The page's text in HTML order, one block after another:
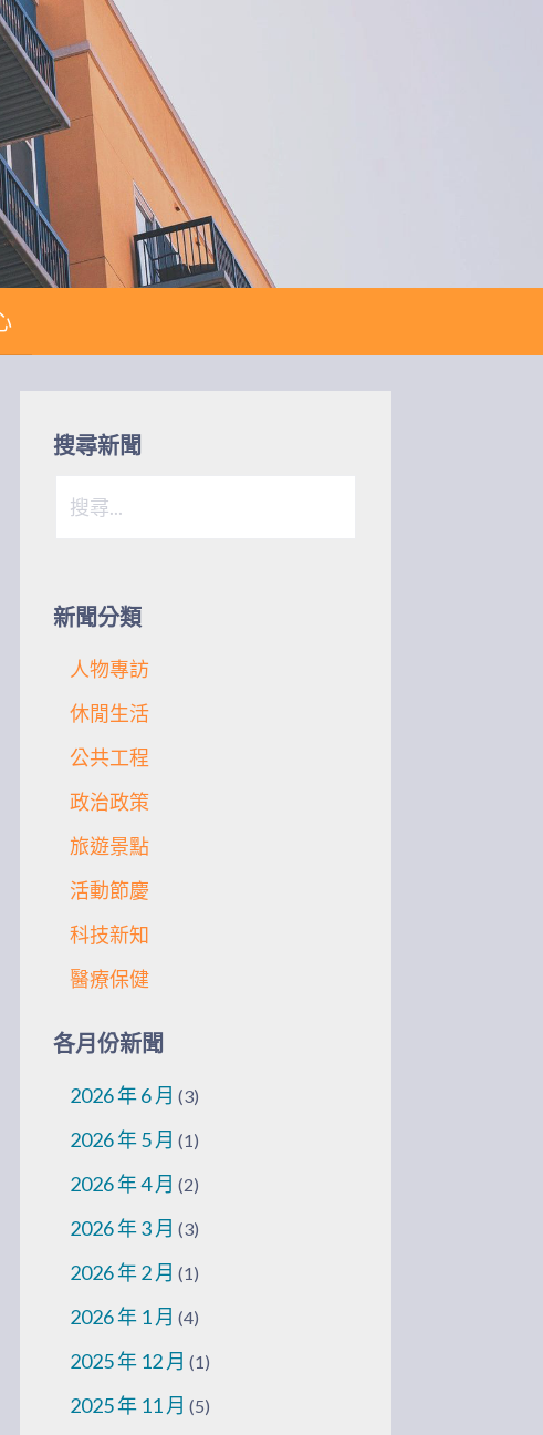
搜尋新聞
尋
字:
新聞分類
人物專訪
休閒生活
公共工程
政治政策
旅遊景點
活動節慶
科技新知
醫療保健
各月份新聞
2026 年 6 月 (3)
2026 年 5 月 (1)
2026 年 4 月 (2)
2026 年 3 月 (3)
2026 年 2 月 (1)
2026 年 1 月 (4)
2025 年 12 月 (1)
2025 年 11 月 (5)